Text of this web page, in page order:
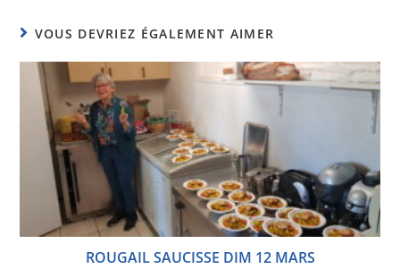
VOUS DEVRIEZ ÉGALEMENT AIMER
ROUGAIL SAUCISSE DIM 12 MARS